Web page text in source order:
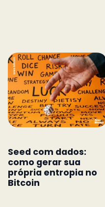
Seed com dados:
como gerar sua
própria entropia no
Bitcoin